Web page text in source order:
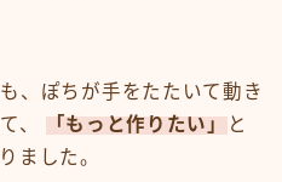
、ぽちが手をたたいて動き
、
「もっと作りたい」
と
ました。